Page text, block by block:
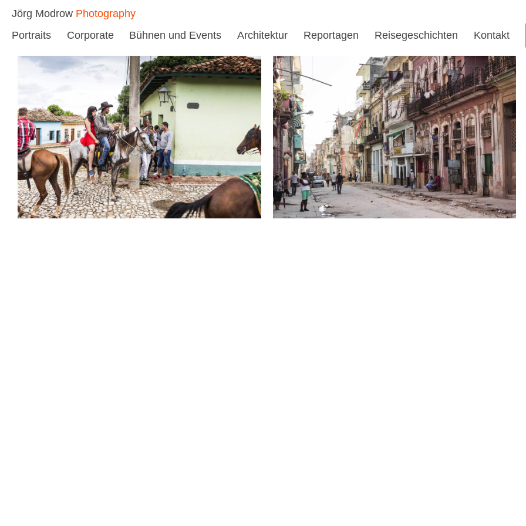
Jörg Modrow Photography
Portraits Corporate Bühnen und Events Architektur Reportagen Reisegeschichten Kontakt